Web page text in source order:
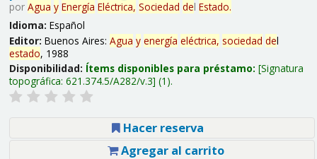
por Agua y Energía Eléctrica, Sociedad del Estado.
Idioma: Español
Editor: Buenos Aires: Agua y energía eléctrica, sociedad del
estado, 1988
Disponibilidad: Ítems disponibles para préstamo: Signatura
topográfica: 621.374.5/A282/v.3 (1).
Hacer reserva
Agregar al carrito